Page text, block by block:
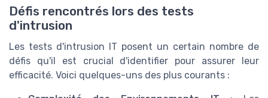
Défis rencontrés lors des tests
d'intrusion
Les tests d'intrusion IT posent un certain nombre de
défis qu'il est crucial d'identifier pour assurer leur
efficacité. Voici quelques-uns des plus courants :